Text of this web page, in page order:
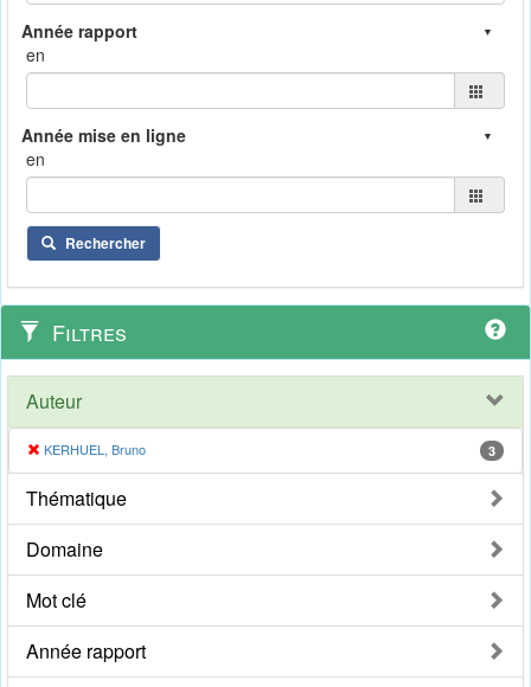
en
en
Rechercher
Filtres
Auteur
KERHUEL, Bruno 3
Thématique
Domaine
Mot clé
Année rapport